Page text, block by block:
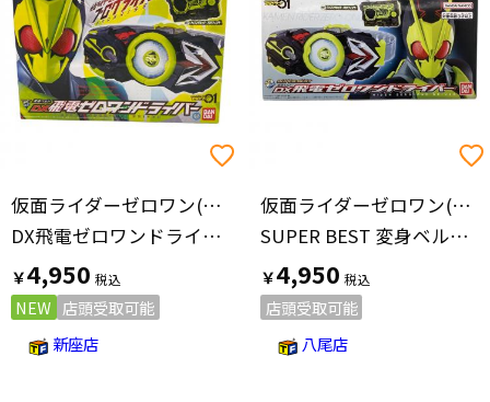
価格の高い順
仮面ライダーゼロワン(カメンライダーゼロワン)
DX飛電ゼロワンドライバー 仮面ライダー
￥4,950
NEW 店頭受取可能
新座店
仮面ライダーゼロワン(カメンライダーゼロワン)
SUPER BEST 変身ベルト DX飛電ゼロワンドライバー 仮面ライダー
￥4,950
店頭受取可能
八尾店